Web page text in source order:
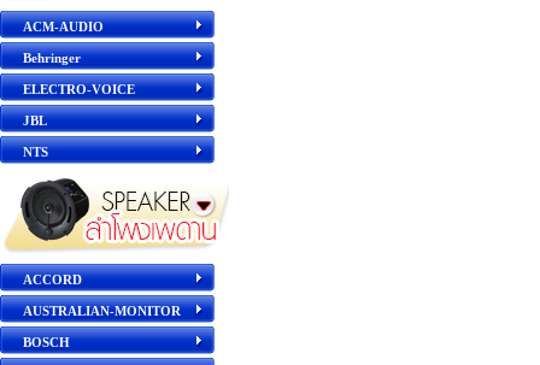
ACM-AUDIO
Behringer
ELECTRO-VOICE
JBL
NTS
ACCORD
AUSTRALIAN-MONITOR
BOSCH